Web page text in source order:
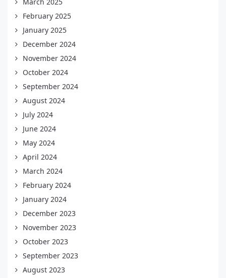
February 2025
January 2025
December 2024
November 2024
October 2024
September 2024
August 2024
July 2024
June 2024
May 2024
April 2024
March 2024
February 2024
January 2024
December 2023
November 2023
October 2023
September 2023
August 2023